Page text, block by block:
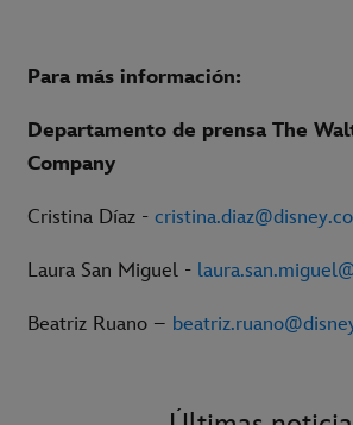
Para más información:
Departamento de prensa The
Company
Cristina Díaz -
Laura San Miguel -
Beatriz Ruano –